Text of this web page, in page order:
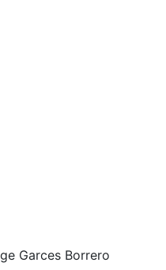
Garces Borrero